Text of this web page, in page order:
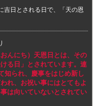
吉日とされる日で、「天の恩
んにち）天恩日とは、その
る日」とされています。連
知られ、慶事をはじめ新し
れ、お祝い事にはとてもよ
は向いていないとされてい